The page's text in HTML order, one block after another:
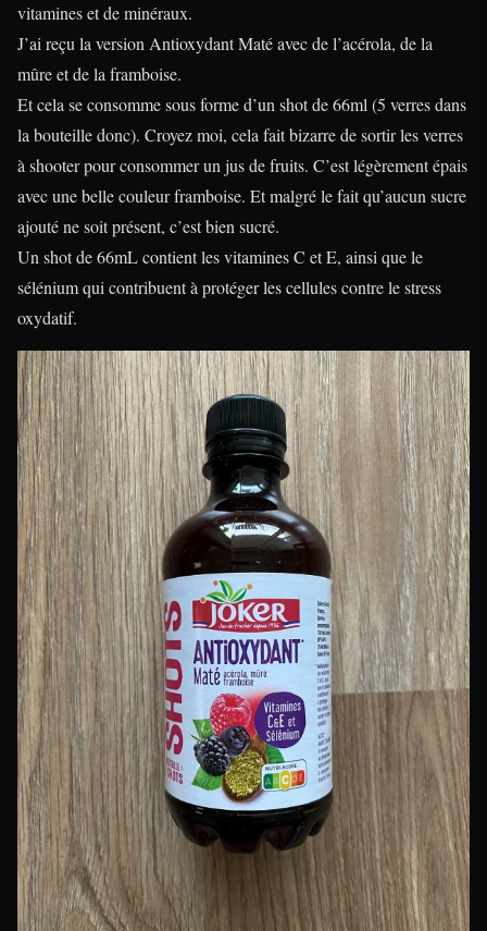
vitamines et de minéraux.
J’ai reçu la version Antioxydant Maté avec de l’acérola, de la
mûre et de la framboise.
Et cela se consomme sous forme d’un shot de 66ml (5 verres dans
la bouteille donc). Croyez moi, cela fait bizarre de sortir les verres
à shooter pour consommer un jus de fruits. C’est légèrement épais
avec une belle couleur framboise. Et malgré le fait qu’aucun sucre
ajouté ne soit présent, c’est bien sucré.
Un shot de 66mL contient les vitamines C et E, ainsi que le
sélénium qui contribuent à protéger les cellules contre le stress
oxydatif.